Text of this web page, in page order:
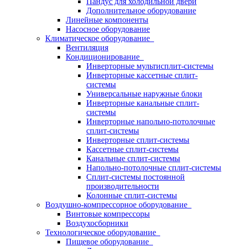
Дополнительное оборудование
Линейные компоненты
Насосное оборудование
Климатическое оборудование
Вентиляция
Кондиционирование
Инверторные мультисплит-системы
Инверторные кассетные сплит-
системы
Универсальные наружные блоки
Инверторные канальные сплит-
системы
Инверторные напольно-потолочные
сплит-системы
Инверторные сплит-системы
Кассетные сплит-системы
Канальные сплит-системы
Напольно-потолочные сплит-системы
Сплит-системы постоянной
производительности
Колонные сплит-системы
Воздушно-компрессорное оборудование
Винтовые компрессоры
Воздухосборники
Технологическое оборудование
Пищевое оборудование